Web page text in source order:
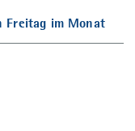
Freitag im Monat